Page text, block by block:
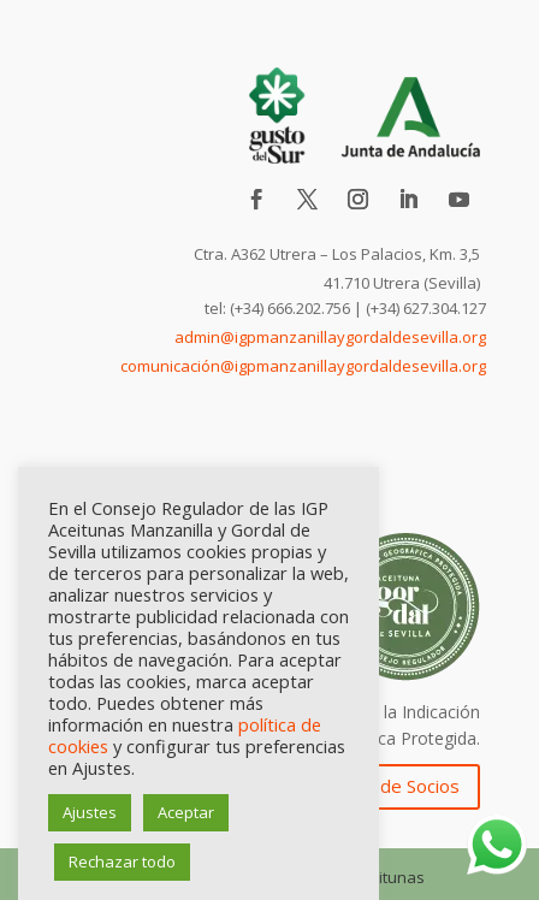
Ctra. A362 Utrera – Los Palacios, Km. 3,5
41.710 Utrera (Sevilla)
tel: (+34) 666.202.756 | (+34) 627.304.127
admin@igpmanzanillaygordaldesevilla.org
comunicación@igpmanzanillaygordaldesevilla.org
Calidad certificada por Origen. Sellos de la Indicación
Geográfica Protegida.
Zona de Socios
© Consejo Regulador de las IGP Aceitunas
En el Consejo Regulador de las IGP
Aceitunas Manzanilla y Gordal de
Sevilla utilizamos cookies propias y
de terceros para personalizar la web,
analizar nuestros servicios y
mostrarte publicidad relacionada con
tus preferencias, basándonos en tus
hábitos de navegación. Para aceptar
todas las cookies, marca aceptar
todo. Puedes obtener más
información en nuestra política de
cookies y configurar tus preferencias
en Ajustes.
Ajustes Aceptar
Rechazar todo